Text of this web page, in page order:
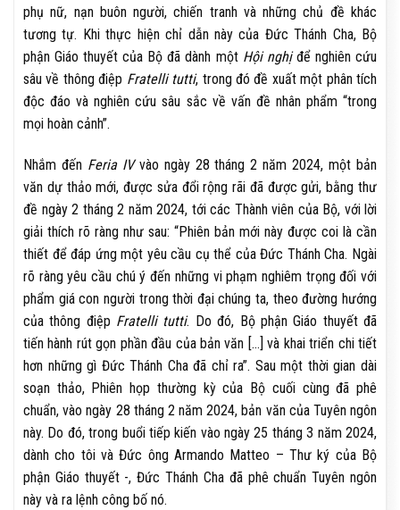
phụ nữ, nạn buôn người, chiến tranh và những chủ đề khác
tương tự. Khi thực hiện chỉ dẫn này của Đức Thánh Cha, Bộ
phận Giáo thuyết của Bộ đã dành một Hội nghịđể nghiên cứu
sâu về thông điệp Fratelli tutti, trong đó đề xuất một phân tích
độc đáo và nghiên cứu sâu sắc về vấn đề nhân phẩm “trong
mọi hoàn cảnh”.
Nhắm đến Feria IVvào ngày 28 tháng 2 năm 2024, một bản
văn dự thảo mới, được sửa đổi rộng rãi đã được gửi, bằng thư
đề ngày 2 tháng 2 năm 2024, tới các Thành viên của Bộ, với lời
giải thích rõ ràng như sau: “Phiên bản mới này được coi là cần
thiết để đáp ứng một yêu cầu cụ thể của Đức Thánh Cha. Ngài
rõ ràng yêu cầu chú ý đến những vi phạm nghiêm trọng đối với
phẩm giá con người trong thời đại chúng ta, theo đường hướng
của thông điệp Fratelli tutti. Do đó, Bộ phận Giáo thuyết đã
tiến hành rút gọn phần đầu của bản văn […] và khai triển chi tiết
hơn những gì Đức Thánh Cha đã chỉ ra”. Sau một thời gian dài
soạn thảo, Phiên họp thường kỳ của Bộ cuối cùng đã phê
chuẩn, vào ngày 28 tháng 2 năm 2024, bản văn của Tuyên ngôn
này. Do đó, trong buổi tiếp kiến vào ​​ngày 25 tháng 3 năm 2024,
dành cho tôi và Đức ông Armando Matteo – Thư ký của Bộ
phận Giáo thuyết -, Đức Thánh Cha đã phê chuẩn Tuyên ngôn
này và ra lệnh công bố nó.